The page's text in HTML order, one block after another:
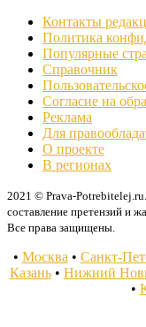
Контакты
Политика
Популярные
Справочник
Согласие на
Реклама
Для
О проекте
В регионах
2021 © Prava-
составление претензий и
Все права защищены.
• Москва • Санкт-
Казань• Нижний
•